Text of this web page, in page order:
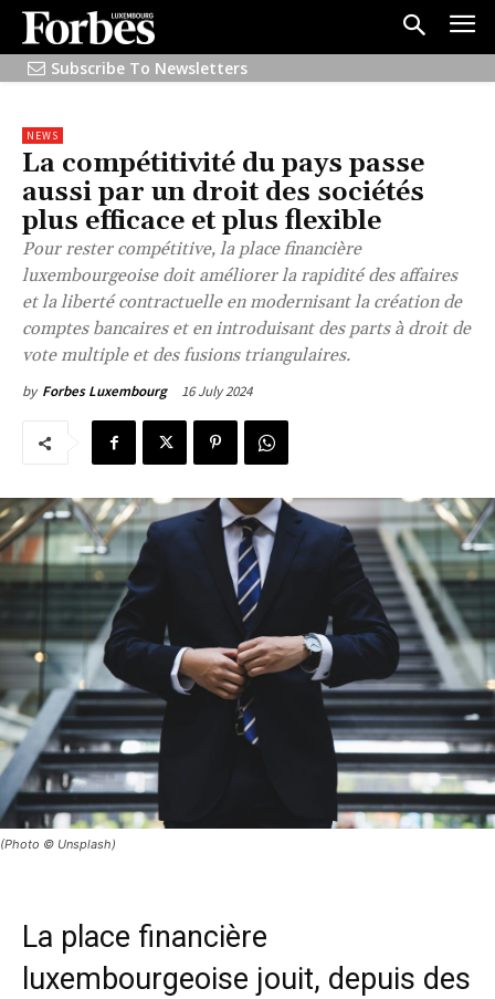
Subscribe To Newsletters
NEWS
La compétitivité du pays passe
aussi par un droit des sociétés
plus efficace et plus flexible
Pour rester compétitive, la place financière
luxembourgeoise doit améliorer la rapidité des affaires
et la liberté contractuelle en modernisant la création de
comptes bancaires et en introduisant des parts à droit de
vote multiple et des fusions triangulaires.
by Forbes Luxembourg 16 July 2024
(Photo © Unsplash)
La place financière
luxembourgeoise jouit, depuis des